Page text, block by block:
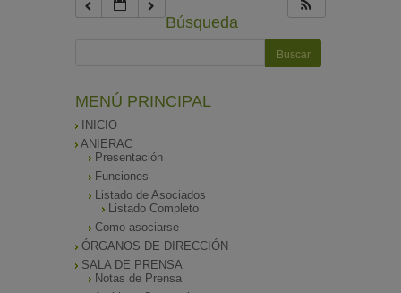
Búsqueda
MENÚ PRINCIPAL
INICIO
ANIERAC
Presentación
Funciones
Listado de Asociados
Listado Completo
Como asociarse
ÓRGANOS DE DIRECCIÓN
SALA DE PRENSA
Notas de Prensa